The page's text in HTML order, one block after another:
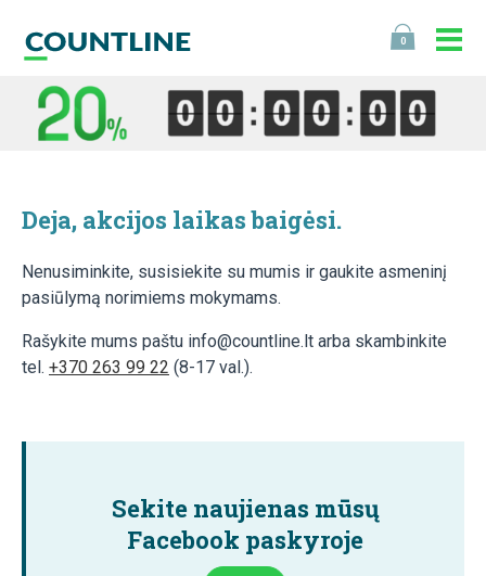
0
Deja, akcijos laikas baigėsi.
Nenusiminkite, susisiekite su mumis ir gaukite asmeninį
pasiūlymą norimiems mokymams.
Rašykite mums paštu info@countline.lt arba skambinkite
tel. +370 263 99 22 (8-17 val.).
Sekite naujienas mūsų
Facebook paskyroje